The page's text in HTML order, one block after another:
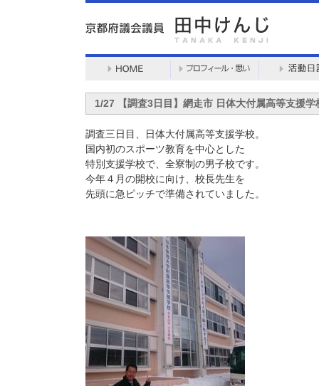
1/27 【調査3日目】網走市 日体大付属高等支援学
調査三日目、日体大付属高等支援学校。
国内初のスポーツ教育を中心とした
特別支援学校で、全寮制の男子校です。
今年４月の開校に向け、校長先生を
先頭に急ピッチで準備されていました。